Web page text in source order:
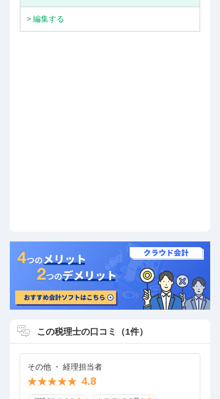
> 編集する
この税理士の口コミ（1件）
その他 ・ 経理担当者
4.8